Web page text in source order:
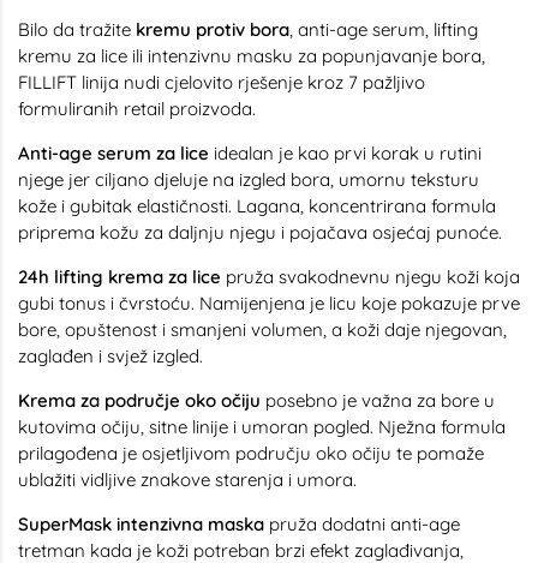
Bilo da tražite kremu protiv bora , anti-age serum, lifting
kremu za lice ili intenzivnu masku za popunjavanje bora,
FILLIFT linija nudi cjelovito rješenje kroz 7 pažljivo
formuliranih retail proizvoda.
Anti-age serum za lice idealan je kao prvi korak u rutini
njege jer ciljano djeluje na izgled bora, umornu teksturu
kože i gubitak elastičnosti. Lagana, koncentrirana formula
priprema kožu za daljnju njegu i pojačava osjećaj punoće.
24h lifting krema za lice pruža svakodnevnu njegu koži koja
gubi tonus i čvrstoću. Namijenjena je licu koje pokazuje prve
bore, opuštenost i smanjeni volumen, a koži daje njegovan,
zaglađen i svjež izgled.
Krema za područje oko očiju posebno je važna za bore u
kutovima očiju, sitne linije i umoran pogled. Nježna formula
prilagođena je osjetljivom području oko očiju te pomaže
ublažiti vidljive znakove starenja i umora.
SuperMask intenzivna maska pruža dodatni anti-age
tretman kada je koži potreban brzi efekt zaglađivanja,